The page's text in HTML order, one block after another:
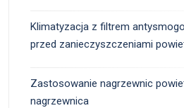
Klimatyzacja z filtrem
przed zanieczyszczeniami
Zastosowanie nagrzewnic
nagrzewnica